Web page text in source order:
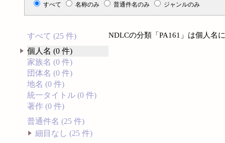
すべて 名称のみ 普通件名のみ ジャンルのみ
すべて (25 件)
個人名 (0 件)
家族名 (0 件)
団体名 (0 件)
地名 (0 件)
統一タイトル (0 件)
著作 (0 件)
普通件名 (25 件)
細目なし (25 件)
NDLCの分類「PA161」は個人名